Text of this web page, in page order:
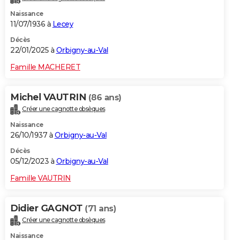
COPAINS D'AVANT
S'inscrire
Se connecter
Lycées
Collèges
Primaires
Universités
Entreprises
Service militaire
Avis de recherche
AVIS DE DÉCÈS
Naissance
11/07/1936 à Lecey
Décès
22/01/2025 à Orbigny-au-Val
Famille MACHERET
Michel VAUTRIN (86 ans)
Créer une cagnotte obsèques
Naissance
26/10/1937 à Orbigny-au-Val
Décès
05/12/2023 à Orbigny-au-Val
Famille VAUTRIN
Didier GAGNOT (71 ans)
Créer une cagnotte obsèques
Naissance